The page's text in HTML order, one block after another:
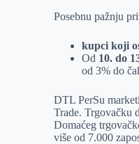
Posebnu pažnju
kupci koji
Od 10. do
od 3% do
DTL PerSu
Trade. Trgovačku
Domaćeg
više od 7.000